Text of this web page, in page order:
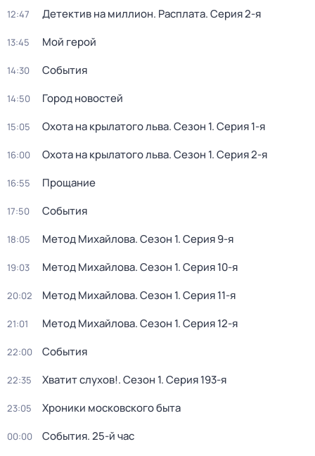
12:47 Детектив на миллион. Расплата. Серия 2-я
13:45 Мой герой
14:30 События
14:50 Город новостей
15:05 Охота на крылатого льва. Сезон 1. Серия 1-я
16:00 Охота на крылатого льва. Сезон 1. Серия 2-я
16:55 Прощание
17:50 События
18:05 Метод Михайлова. Сезон 1. Серия 9-я
19:03 Метод Михайлова. Сезон 1. Серия 10-я
20:02 Метод Михайлова. Сезон 1. Серия 11-я
21:01 Метод Михайлова. Сезон 1. Серия 12-я
22:00 События
22:35 Хватит слухов!. Сезон 1. Серия 193-я
23:05 Хроники московского быта
00:00 События. 25-й час